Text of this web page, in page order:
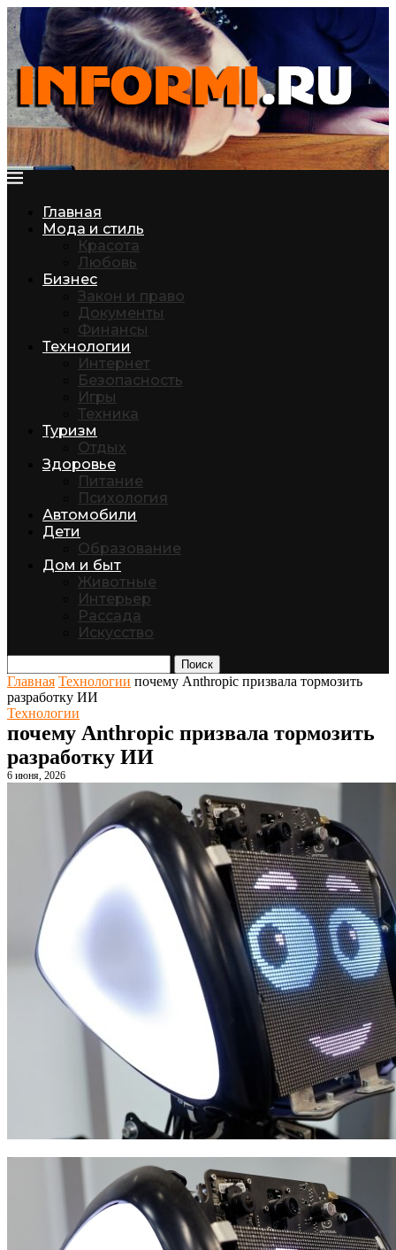
Главная
Мода и стиль
Красота
Любовь
Бизнес
Закон и право
Документы
Финансы
Технологии
Интернет
Безопасность
Игры
Техника
Туризм
Отдых
Здоровье
Питание
Психология
Автомобили
Дети
Образование
Дом и быт
Животные
Интерьер
Рассада
Искусство
Поиск
Главная Технологии почему Anthropic призвала тормозить
разработку ИИ
Технологии
почему Anthropic призвала тормозить
разработку ИИ
6 июня, 2026